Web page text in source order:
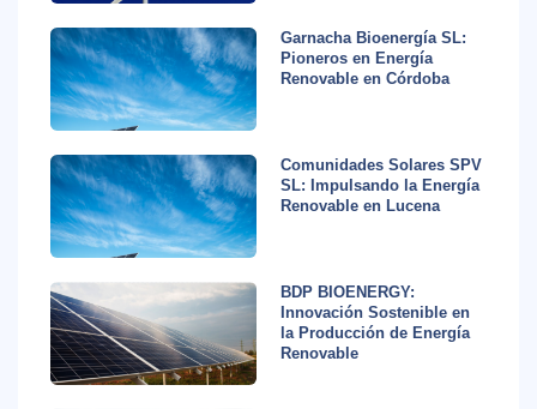
Garnacha Bioenergía SL:
Pioneros en Energía
Renovable en Córdoba
Comunidades Solares SPV
SL: Impulsando la Energía
Renovable en Lucena
BDP BIOENERGY:
Innovación Sostenible en
la Producción de Energía
Renovable